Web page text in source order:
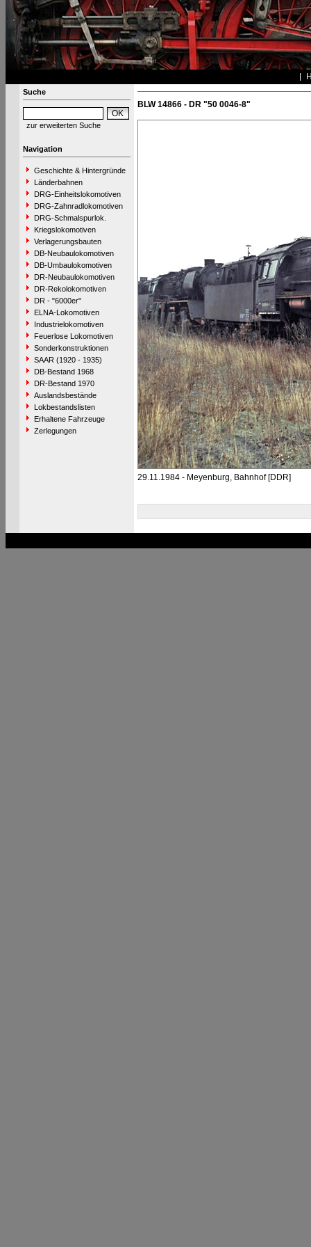
Suche
zur erweiterten Suche
Navigation
Geschichte & Hintergründe
Länderbahnen
DRG-Einheitslokomotiven
DRG-Zahnradlokomotiven
DRG-Schmalspurlok.
Kriegslokomotiven
Verlagerungsbauten
DB-Neubaulokomotiven
DB-Umbaulokomotiven
DR-Neubaulokomotiven
DR-Rekolokomotiven
DR - "6000er"
ELNA-Lokomotiven
Industrielokomotiven
Feuerlose Lokomotiven
Sonderkonstruktionen
SAAR (1920 - 1935)
DB-Bestand 1968
DR-Bestand 1970
Auslandsbestände
Lokbestandslisten
Erhaltene Fahrzeuge
Zerlegungen
BLW 14866 - DR "50 0046-8"
29.11.1984 - Meyenburg, Bahnhof [DDR]